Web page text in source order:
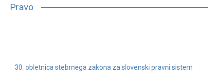
Pravo
30. obletnica stebrnega zakona za slovenski pravni sistem